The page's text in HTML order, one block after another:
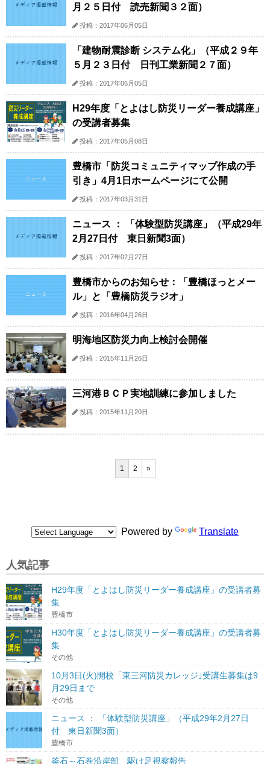
月２５日付 読売新聞３２面）
投稿：2017年06月05日
「建物耐震診断 システム化」（平成２９年
５月２３日付 日刊工業新聞２７面）
投稿：2017年06月05日
H29年度「とよはし防災リーダー養成講座」
の受講者募集
投稿：2017年05月08日
豊橋市「防災コミュニティマップ作成の手
引き」4月1日ホームページにて公開
投稿：2017年03月31日
ニュース ： 「体験型防災講座」（平成29年
2月27日付 東日新聞3面）
投稿：2017年02月27日
豊橋市からのお知らせ：「豊橋ほっとメー
ル」と「豊橋防災ラジオ」
投稿：2016年04月26日
明海地区防災力向上検討会開催
投稿：2015年11月26日
三河港ＢＣＰ実地訓練に参加しました
投稿：2015年11月20日
1 2 »
Powered by Translate
人気記事
H29年度「とよはし防災リーダー養成講座」の受講者募
集
豊橋市
H30年度「とよはし防災リーダー養成講座」の受講者募
集
その他
10月3日(火)開校「東三河防災カレッジ｣受講生募集は9
月29日まで
その他
ニュース ： 「体験型防災講座」（平成29年2月27日
付 東日新聞3面）
豊橋市
釜石～石巻沿岸部 駆け足視察報告